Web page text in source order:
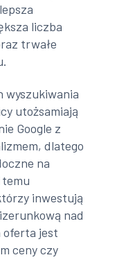
liczba
trwałe
wyszukiwania
utożsamiają
Google z
dlatego
na
inwestują
nad
oferta jest
ceny czy